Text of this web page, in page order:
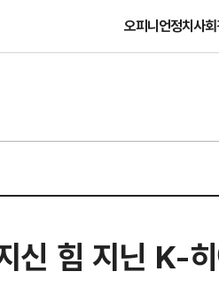
오피니언정치사회
신 힘 지닌 K-